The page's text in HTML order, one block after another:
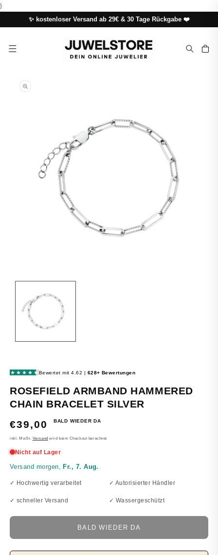
}
INHALT✨ kostenloser Versand ab 29€ & 30 Tage Rückgabe ❤️
MEDIEN
MODAL
ÖFFNEN
ROSEFIELD ARMBAND HAMMERED
CHAIN BRACELET SILVER
NORMALER
PREIS
€39,00 BALD WIEDER DA
inkl. MwSt. Versand wird beim Checkout berechnet
✓ Hochwertig verarbeitet ✓ Autorisierter Händler
✓ schneller Versand ✓ Wassergeschützt
BALD WIEDER DA